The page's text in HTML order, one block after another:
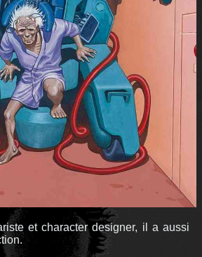
et character designer, il a aussi